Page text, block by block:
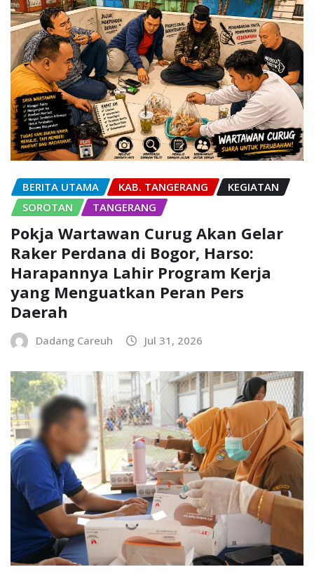
BERITA UTAMA KAB. TANGERANG
KEGIATAN
SOROTAN
TANGERANG
Pokja Wartawan Curug Akan Gelar
Raker Perdana di Bogor, Harso:
Harapannya Lahir Program Kerja
yang Menguatkan Peran Pers
Daerah
Dadang Careuh Jul 31, 2026